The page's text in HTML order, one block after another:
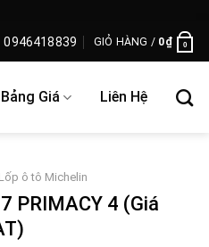
0946418839 GIỎ HÀNG / 0₫ 0
Bảng Giá Liên Hệ
Lốp ô tô Michelin
PRIMACY 4 (Giá